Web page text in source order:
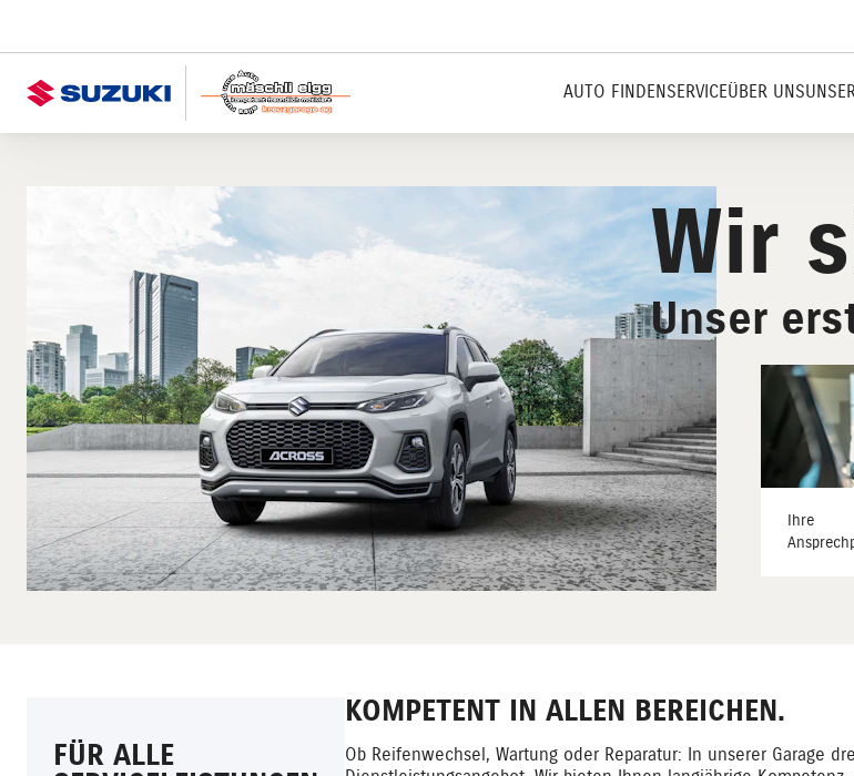
AUTO FINDENSERVICEÜBER UNS
Wir
Unser
Ihre
KOMPETENT IN ALLEN BEREICHEN.
Ob Reifenwechsel, Wartung oder Reparatur: In unserer Garage
FÜR ALLE